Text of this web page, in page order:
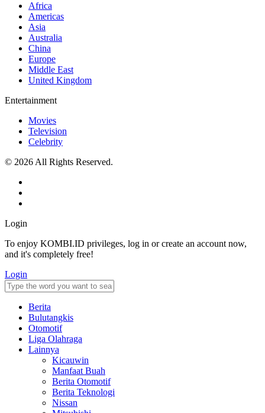
Africa
Americas
Asia
Australia
China
Europe
Middle East
United Kingdom
Entertainment
Movies
Television
Celebrity
© 2026 All Rights Reserved.
Login
To enjoy KOMBI.ID privileges, log in or create an account now,
and it's completely free!
Login
Berita
Bulutangkis
Otomotif
Liga Olahraga
Lainnya
Kicauwin
Manfaat Buah
Berita Otomotif
Berita Teknologi
Nissan